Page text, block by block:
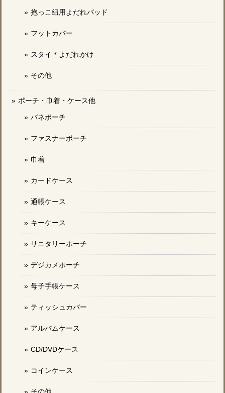
抱っこ紐用よだれパッド
フットカバー
スタイ＊よだれかけ
その他
ポーチ・巾着・ケース他
バネポーチ
ファスナーポーチ
巾着
カードケース
通帳ケース
キーケース
サニタリーポーチ
デジカメポーチ
母子手帳ケース
ティッシュカバー
アルバムケース
CD/DVDケース
コインケース
その他